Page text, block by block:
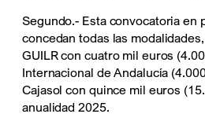
Segundo.- Esta convocatoria en
concedan todas las
GUILR con cuatro mil euros
Internacional de Andalucía
Cajasol con quince mil euros
anualidad 2025.